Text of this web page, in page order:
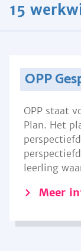
15
OPP
OPP staat
Plan. Het
leerling
Meer